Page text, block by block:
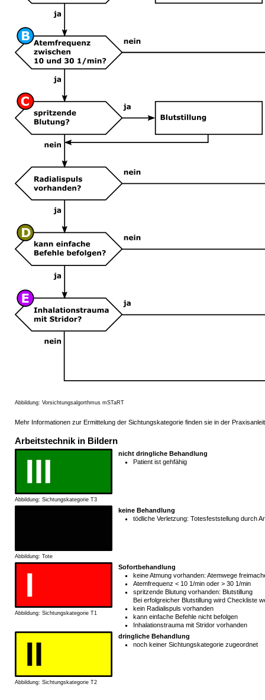
Abbildung: Vorsichtungsalgorthmus mSTaRT
Mehr Informationen zur Ermittelung der Sichtungskategorie finden sie in der
Arbeitstechnik in Bildern
Abbildung: Sichtungskategorie T3
nicht dringliche Behandlung
Patient ist gehfähig
Abbildung: Tote
keine Behandlung
tödliche Verletzung: Totesfeststellung durch
Abbildung: Sichtungskategorie T1
Sofortbehandlung
keine Atmung vorhanden: Atemwege
Atemfrequenz < 10 1/min oder > 30 1/min
spritzende Blutung vorhanden: Blutstillung
Bei erfolgreicher Blutstillung wird Checkliste
kein Radialispuls vorhanden
kann einfache Befehle nicht befolgen
Inhalationstrauma mit Stridor vorhanden
Abbildung: Sichtungskategorie T2
dringliche Behandlung
noch keiner Sichtungskategorie zugeordnet